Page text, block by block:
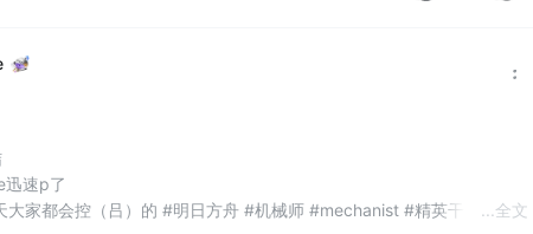
迅速p了
大家都会控（吕）的 #明日方舟 #机械师 #mechanist #精英干员
全文